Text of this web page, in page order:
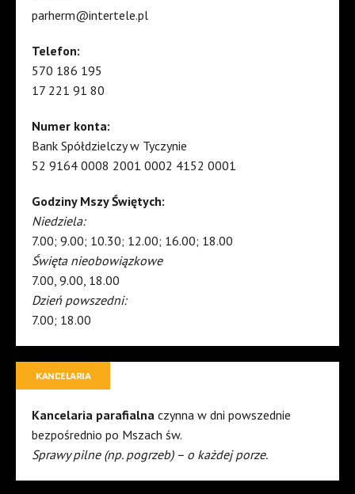
parherm@intertele.pl
Telefon:
570 186 195
17 221 91 80
Numer konta:
Bank Spółdzielczy w Tyczynie
52 9164 0008 2001 0002 4152 0001
Godziny Mszy Świętych:
Niedziela:
7.00; 9.00; 10.30; 12.00; 16.00; 18.00
Święta nieobowiązkowe
7.00, 9.00, 18.00
Dzień powszedni:
7.00; 18.00
KANCELARIA
Kancelaria parafialna czynna w dni powszednie
bezpośrednio po Mszach św.
Sprawy pilne (np. pogrzeb) – o każdej porze.